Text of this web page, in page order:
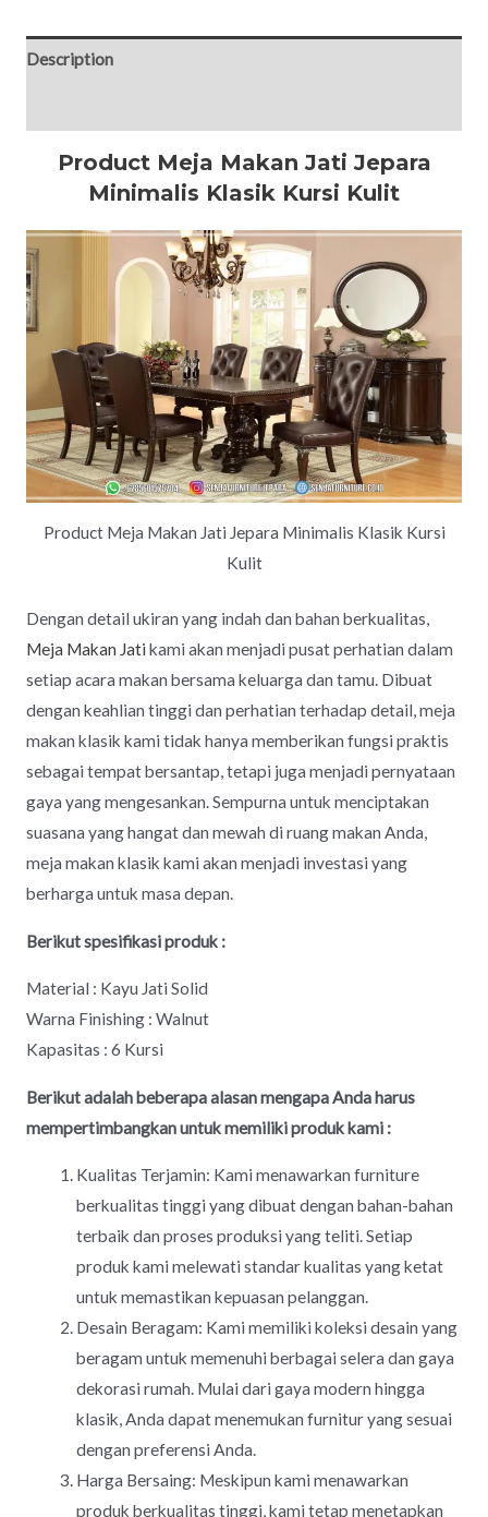
Description
Product Meja Makan Jati Jepara
Minimalis Klasik Kursi Kulit
Product Meja Makan Jati Jepara Minimalis Klasik Kursi
Kulit
Dengan detail ukiran yang indah dan bahan berkualitas,
Meja Makan Jatikami akan menjadi pusat perhatian dalam
setiap acara makan bersama keluarga dan tamu. Dibuat
dengan keahlian tinggi dan perhatian terhadap detail, meja
makan klasik kami tidak hanya memberikan fungsi praktis
sebagai tempat bersantap, tetapi juga menjadi pernyataan
gaya yang mengesankan. Sempurna untuk menciptakan
suasana yang hangat dan mewah di ruang makan Anda,
meja makan klasik kami akan menjadi investasi yang
berharga untuk masa depan.
Berikut spesifikasi produk :
Material : Kayu Jati Solid
Warna Finishing : Walnut
Kapasitas : 6 Kursi
Berikut adalah beberapa alasan mengapa Anda harus
mempertimbangkan untuk memiliki produk kami :
Kualitas Terjamin: Kami menawarkan furniture
berkualitas tinggi yang dibuat dengan bahan-bahan
terbaik dan proses produksi yang teliti. Setiap
produk kami melewati standar kualitas yang ketat
untuk memastikan kepuasan pelanggan.
Desain Beragam: Kami memiliki koleksi desain yang
beragam untuk memenuhi berbagai selera dan gaya
dekorasi rumah. Mulai dari gaya modern hingga
klasik, Anda dapat menemukan furnitur yang sesuai
dengan preferensi Anda.
Harga Bersaing: Meskipun kami menawarkan
produk berkualitas tinggi, kami tetap menetapkan